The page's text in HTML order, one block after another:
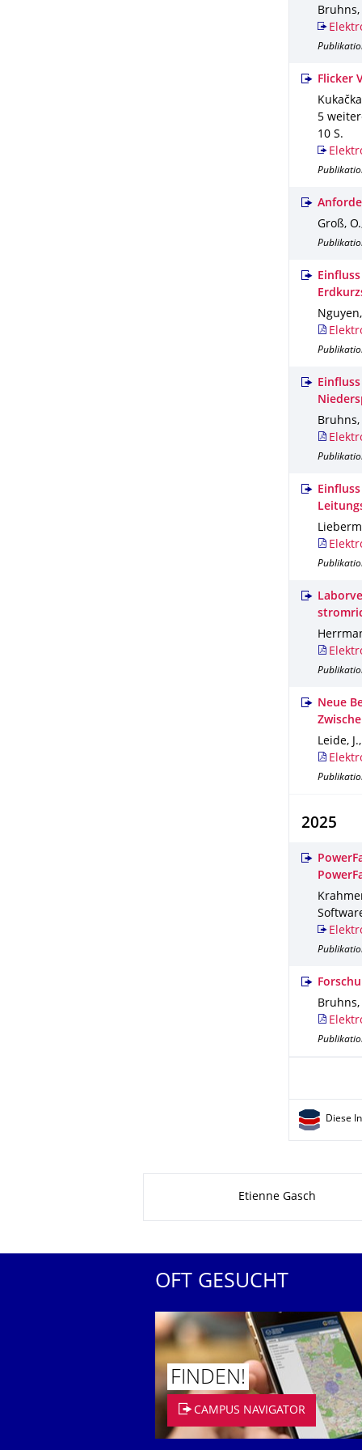
Bruhns,
Flicker
5
10 S.
Groß,
Bruhns,
Neue
Leide,
2025
Bruhns,
Diese
Etienne Gasch
OFT GESUCHT
FINDEN!
CAMPUS NAVIGATOR